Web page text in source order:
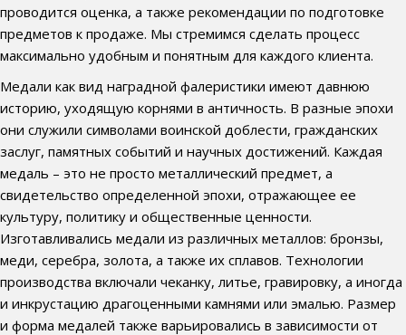
проводится оценка, а также рекомендации по подготовке
предметов к продаже. Мы стремимся сделать процесс
максимально удобным и понятным для каждого клиента.
Медали как вид наградной фалеристики имеют давнюю
историю, уходящую корнями в античность. В разные эпохи
они служили символами воинской доблести, гражданских
заслуг, памятных событий и научных достижений. Каждая
медаль – это не просто металлический предмет, а
свидетельство определенной эпохи, отражающее ее
культуру, политику и общественные ценности.
Изготавливались медали из различных металлов: бронзы,
меди, серебра, золота, а также их сплавов. Технологии
производства включали чеканку, литье, гравировку, а иногда
и инкрустацию драгоценными камнями или эмалью. Размер
и форма медалей также варьировались в зависимости от